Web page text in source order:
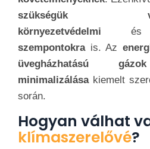
környezetvédelmi és
szempontokrais. Az
üvegházhatású
minimalizálásakiemelt
során.
Hogyan válhat
klímaszerelővé?